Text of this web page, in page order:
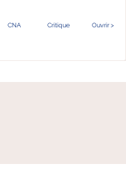
CNA Critique Ouvrir >